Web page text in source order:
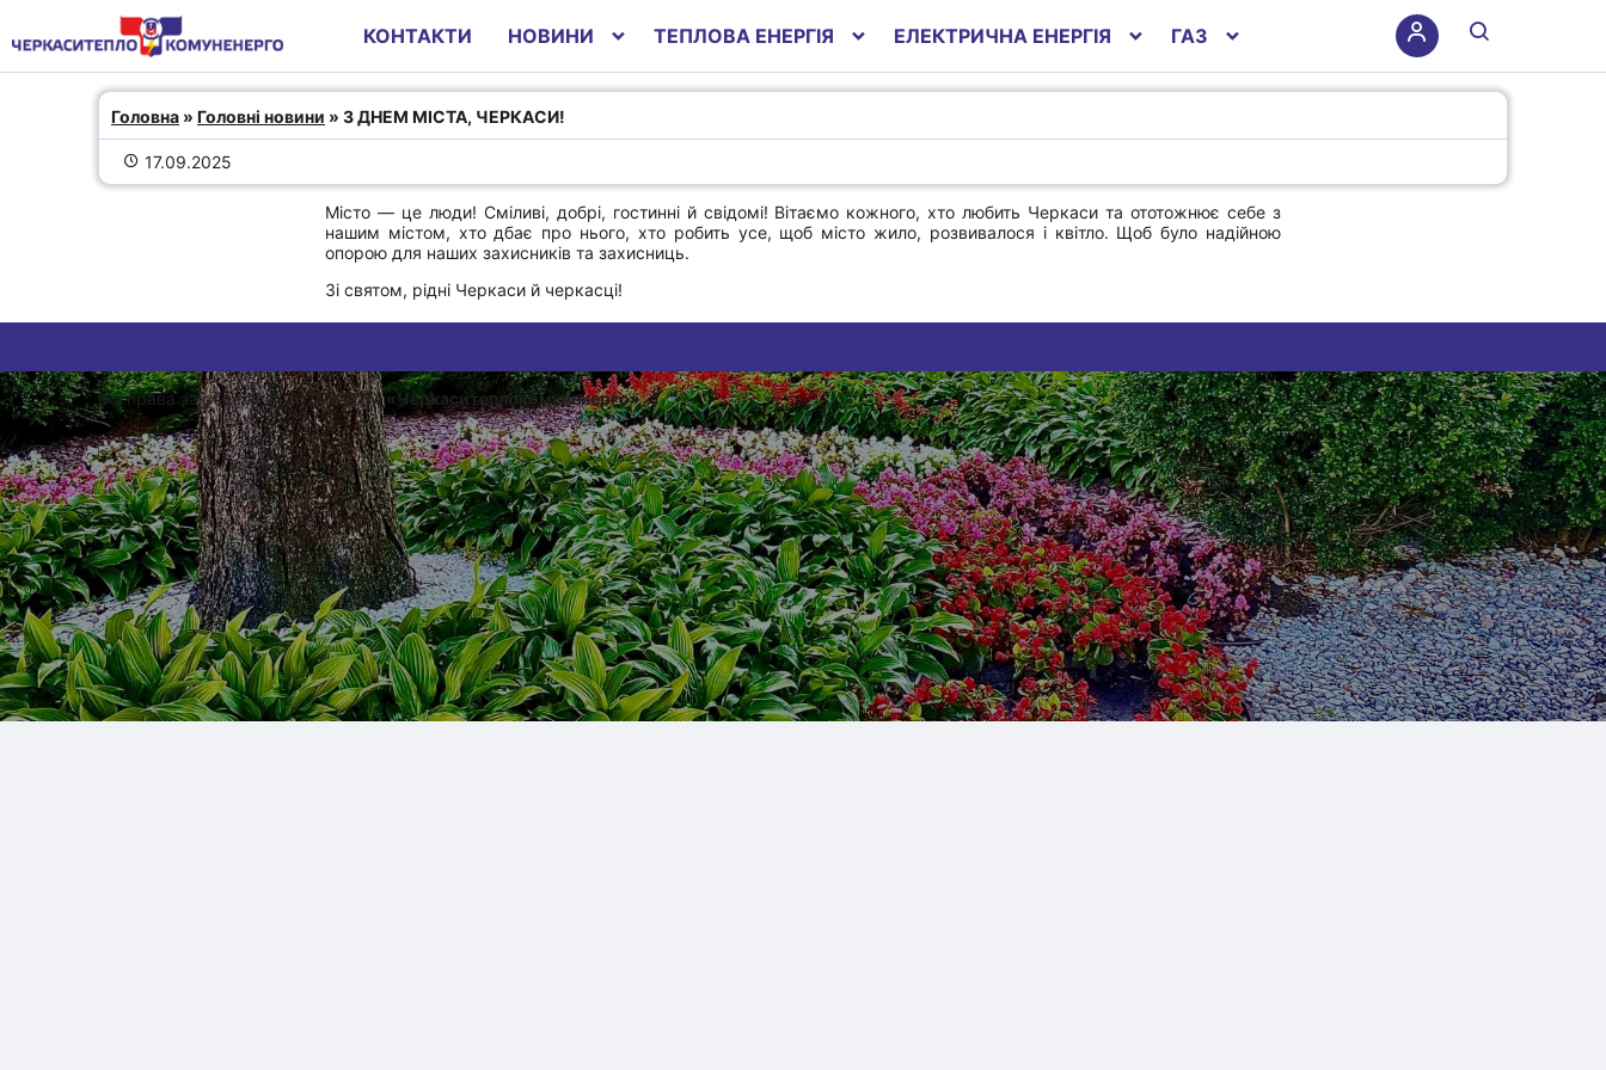
КОНТАКТИ НОВИНИ ТЕПЛОВА ЕНЕРГІЯ ЕЛЕКТРИЧНА ЕНЕРГІЯ ГАЗ
З ДНЕМ МІСТА, ЧЕРКАСИ!
Головна » Головні новини » З ДНЕМ МІСТА, ЧЕРКАСИ!
17.09.2025
Місто — це люди! Сміливі, добрі, гостинні й свідомі! Вітаємо кожного, хто любить Черкаси та ототожнює себе з
нашим містом, хто дбає про нього, хто робить усе, щоб місто жило, розвивалося і квітло. Щоб було надійною
опорою для наших захисників та захисниць.
Зі святом, рідні Черкаси й черкасці!
Всі права захищено © 2026КПТМ «Черкаситеплокомуненерго»